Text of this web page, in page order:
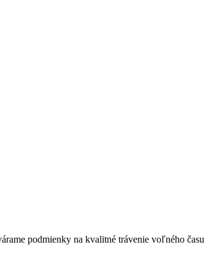
podmienky na kvalitné trávenie voľného času